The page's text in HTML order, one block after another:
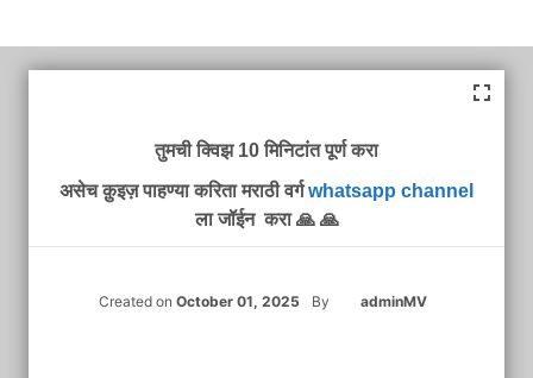
तुमची क्विझ 10 मिनिटांत पूर्ण करा
असेच क़ुइज़ पाहण्या करिता मराठी वर्गwhatsapp channel
ला जॉईन करा 🙏 🙏
Created on October 01, 2025 By adminMV